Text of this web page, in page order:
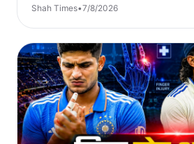
Shah Times•7/8/2026